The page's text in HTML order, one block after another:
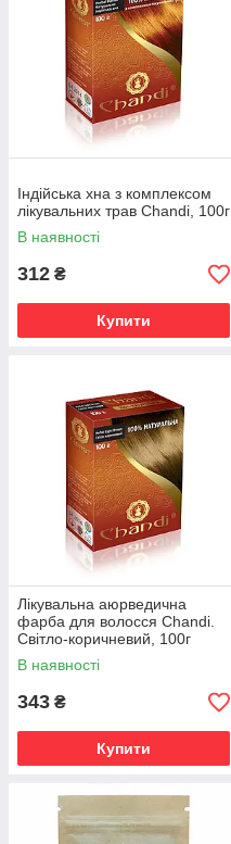
Індійська хна з комплексом
лікувальних трав Chandi, 100г
В наявності
312 ₴
Купити
Лікувальна аюрведична
фарба для волосся Chandi.
Cвітло-коричневий, 100г
В наявності
343 ₴
Купити